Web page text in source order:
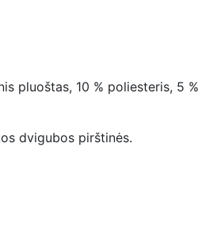
pluoštas, 10 % poliesteris, 5 %
dvigubos pirštinės.